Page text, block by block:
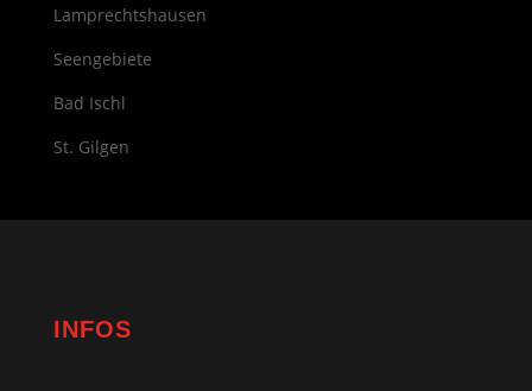
Lamprechtshausen
Seengebiete
Bad Ischl
St. Gilgen
INFOS